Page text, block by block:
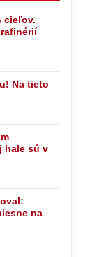
cieľov.
Na tieto
hale sú v
na